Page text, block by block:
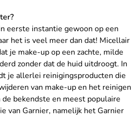
eerste instantie gewoon op een
het is veel meer dan dat! Micellair
je make-up op een zachte, milde
zonder dat de huid uitdroogt. In
je allerlei reinigingsproducten die
van make-up en het reinigen
de bekendste en meest populaire
van Garnier, namelijk het Garnier